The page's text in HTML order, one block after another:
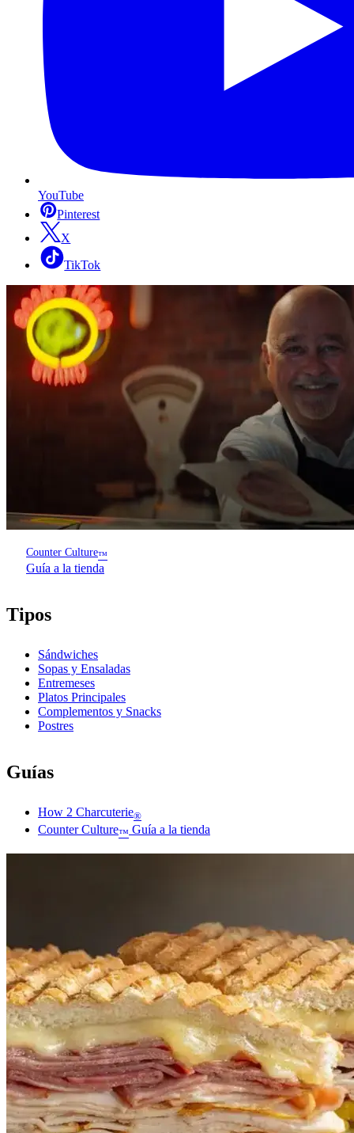
YouTube
Pinterest
X
TikTok
Counter Culture™
Guía a la tienda
Tipos
Sándwiches
Sopas y Ensaladas
Entremeses
Platos Principales
Complementos y Snacks
Postres
Guías
How 2 Charcuterie®
Counter Culture™ Guía a la tienda